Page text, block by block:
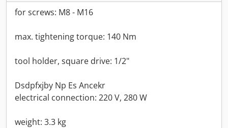
for screws: M8 - M16
max. tightening torque: 140 Nm
tool holder, square drive: 1/2"
Dsdpfxjby Np Es Ancekr
electrical connection: 220 V, 280 W
weight: 3.3 kg